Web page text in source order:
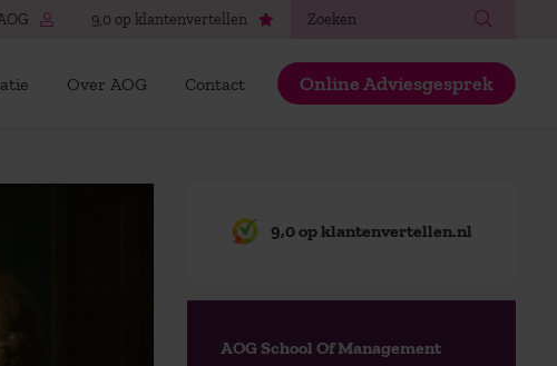
9,0 op klantenvertellen
Over AOG Contact Online Adviesgesprek
9,0 op klantenvertellen.nl
AOG School Of Management